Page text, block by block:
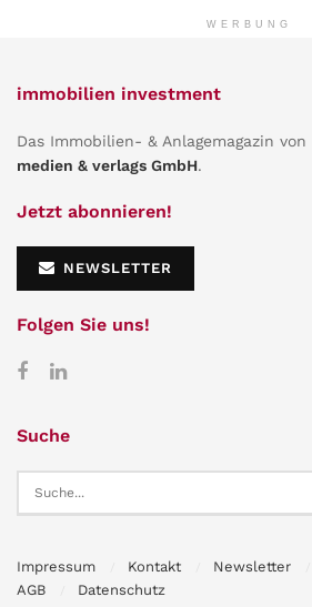
WERBUNG
immobilien investment
Das Immobilien- & Anlagemagazin von
medien & verlags GmbH.
Jetzt abonnieren!
NEWSLETTER
Folgen Sie uns!
Suche
Impressum Kontakt Newsletter
AGB
Datenschutz